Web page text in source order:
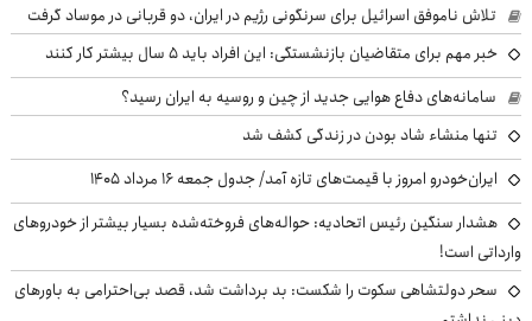
تلاش ناموفق اسرائیل برای سرنگونی رژیم در ایران، دو قربانی در موساد گرفت
خبر مهم برای متقاضیان بازنشستگی: این افراد باید ۵ سال بیشتر کار کنند
سامانه‌های دفاع هوایی جدید از چین و روسیه به ایران رسید؟
تنها منشاء شاد بودن در زندگی کشف شد
ایران‌خودرو امروز با قیمت‌های تازه آمد/ جدول جمعه ۱۶ مرداد ۱۴۰۵
هشدار سنگین رئیس اتحادیه: حواله‌های فروخته‌شده بسیار بیشتر از خودروهای
وارداتی است!
سحر دولتشاهی سکوت را شکست: بد برداشت شد، قصد بی‌احترامی به باورهای